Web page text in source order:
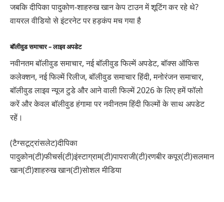
जबकि दीपिका पादुकोण-शाहरुख खान केप टाउन में शूटिंग कर रहे थे?
वायरल वीडियो से इंटरनेट पर हड़कंप मच गया है
बॉलीवुड समाचार – लाइव अपडेट
नवीनतम बॉलीवुड समाचार, नई बॉलीवुड फिल्में अपडेट, बॉक्स ऑफिस
कलेक्शन, नई फिल्में रिलीज, बॉलीवुड समाचार हिंदी, मनोरंजन समाचार,
बॉलीवुड लाइव न्यूज टुडे और आने वाली फिल्में 2026 के लिए हमें फॉलो
करें और केवल बॉलीवुड हंगामा पर नवीनतम हिंदी फिल्मों के साथ अपडेट
रहें।
(टैग्सटूट्रांसलेट)दीपिका
पादुकोन(टी)फीचर्स(टी)इंस्टाग्राम(टी)पापराजी(टी)रणबीर कपूर(टी)सलमान
खान(टी)शाहरुख खान(टी)सोशल मीडिया